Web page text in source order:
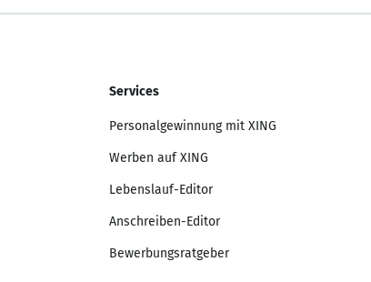
Services
Personalgewinnung mit XING
Werben auf XING
Lebenslauf-Editor
Anschreiben-Editor
Bewerbungsratgeber